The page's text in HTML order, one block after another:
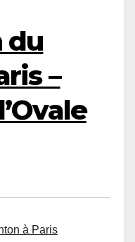
du
–
à Paris